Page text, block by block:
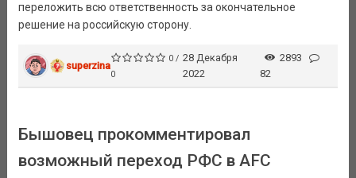
переложить всю ответственность за окончательное
решение на российскую сторону.
superzina
0 /
0
28 Декабря
2022
2893
82
Бышовец прокомментировал
возможный переход РФС в AFC